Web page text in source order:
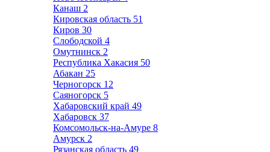
Канаш 2
Кировская область 51
Киров 30
Слободской 4
Омутнинск 2
Республика Хакасия 50
Абакан 25
Черногорск 12
Саяногорск 5
Хабаровский край 49
Хабаровск 37
Комсомольск-на-Амуре 8
Амурск 2
Рязанская область 49